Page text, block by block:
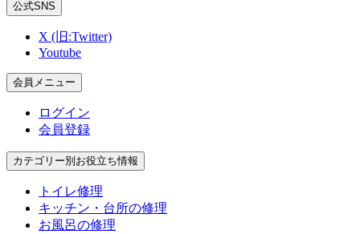
公式SNS
X (旧:Twitter)
Youtube
会員メニュー
ログイン
会員登録
カテゴリー別お役立ち情報
トイレ修理
キッチン・台所の修理
お風呂の修理